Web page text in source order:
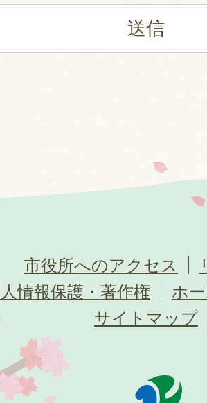
市役所へのアクセス
情報保護・著作権
ホ
サイトマップ